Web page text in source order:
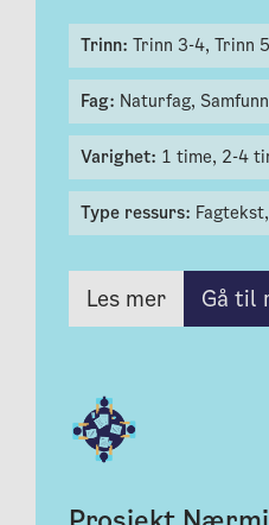
Trinn: Trinn 3-4, Trinn
Fag: Naturfag,
Varighet: 1 time, 2-4
Type ressurs: Fagtekst,
Les mer Gå til